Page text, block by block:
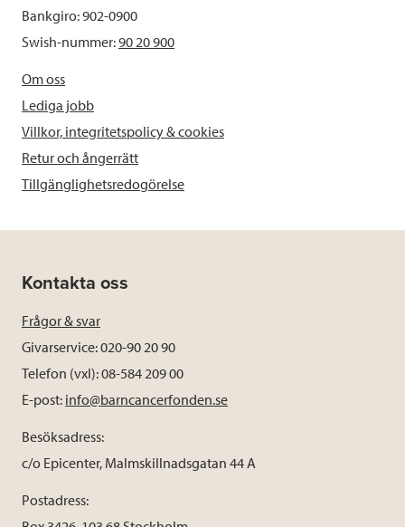
Bankgiro: 902-0900
Swish-nummer:90 20 900
Om oss
Lediga jobb
Villkor, integritetspolicy & cookies
Retur och ångerrätt
Tillgänglighetsredogörelse
Kontakta oss
Frågor & svar
Givarservice: 020-90 20 90
Telefon (vxl): 08-584 209 00
E-post: info@barncancerfonden.se
Besöksadress:
c/o Epicenter, Malmskillnadsgatan 44 A
Postadress: